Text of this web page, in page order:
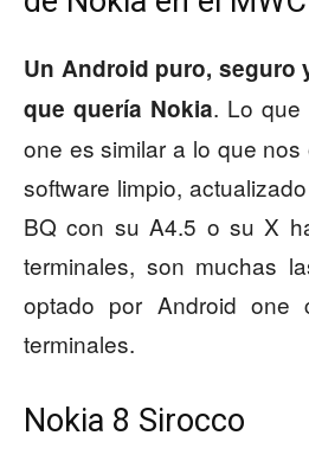
Un Android puro, seguro
que quería Nokia. Lo que
one es similar a lo que
software limpio,
BQ con su A4.5 o su X
terminales, son muchas
optado por Android one
terminales.
Nokia 8 Sirocco